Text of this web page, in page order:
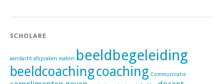
SCHOLARE
aandacht afspraken maken beeldbegeleiding
beeldcoachingcoaching Communicatie